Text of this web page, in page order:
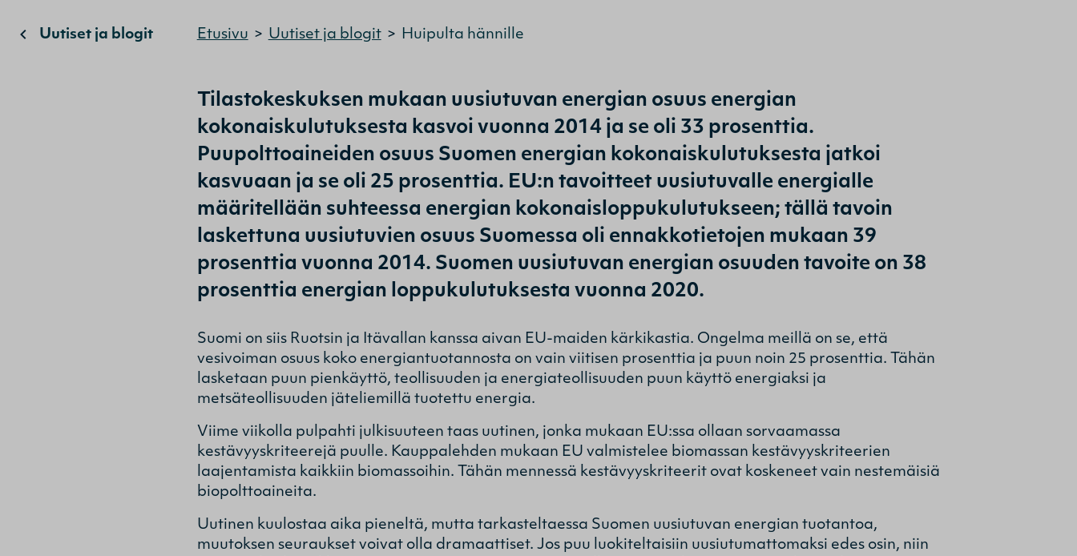
Uutiset ja blogit Etusivu > Uutiset ja blogit > Huipulta hännille
Tilastokeskuksen mukaan uusiutuvan energian osuus energian
kokonaiskulutuksesta kasvoi vuonna 2014 ja se oli 33 prosenttia.
Puupolttoaineiden osuus Suomen energian kokonaiskulutuksesta jatkoi
kasvuaan ja se oli 25 prosenttia. EU:n tavoitteet uusiutuvalle energialle
määritellään suhteessa energian kokonaisloppukulutukseen; tällä tavoin
laskettuna uusiutuvien osuus Suomessa oli ennakkotietojen mukaan 39
prosenttia vuonna 2014. Suomen uusiutuvan energian osuuden tavoite on 38
prosenttia energian loppukulutuksesta vuonna 2020.
Suomi on siis Ruotsin ja Itävallan kanssa aivan EU-maiden kärkikastia. Ongelma meillä on se, että
vesivoiman osuus koko energiantuotannosta on vain viitisen prosenttia ja puun noin 25 prosenttia. Tähän
lasketaan puun pienkäyttö, teollisuuden ja energiateollisuuden puun käyttö energiaksi ja
metsäteollisuuden jäteliemillä tuotettu energia.
Viime viikolla pulpahti julkisuuteen taas uutinen, jonka mukaan EU:ssa ollaan sorvaamassa
kestävyyskriteerejä puulle. Kauppalehden mukaan EU valmistelee biomassan kestävyyskriteerien
laajentamista kaikkiin biomassoihin. Tähän mennessä kestävyyskriteerit ovat koskeneet vain nestemäisiä
biopolttoaineita.
Uutinen kuulostaa aika pieneltä, mutta tarkasteltaessa Suomen uusiutuvan energian tuotantoa,
muutoksen seuraukset voivat olla dramaattiset. Jos puu luokiteltaisiin uusiutumattomaksi edes osin, niin